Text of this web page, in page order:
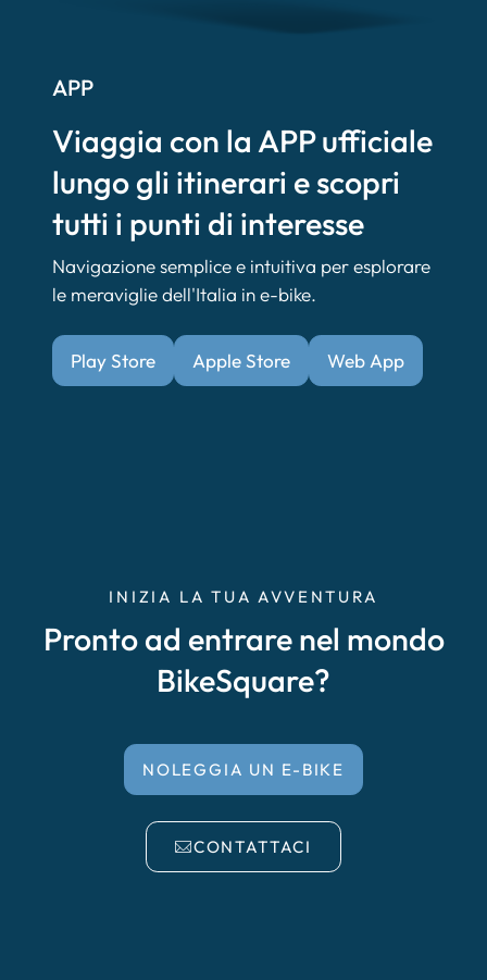
APP
Viaggia con la APP ufficiale
lungo gli itinerari e scopri
tutti i punti di interesse
Navigazione semplice e intuitiva per esplorare
le meraviglie dell'Italia in e-bike.
Play Store Apple Store Web App
INIZIA LA TUA AVVENTURA
Pronto ad entrare nel mondo
BikeSquare?
NOLEGGIA UN E-BIKE
CONTATTACI